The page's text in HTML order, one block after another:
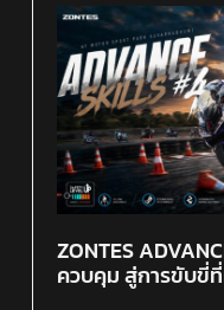
ZONTES
ควบคุม สู่การขับขี่